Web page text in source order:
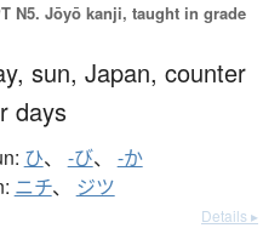
N5. Jōyō kanji, taught in grade
sun, Japan, counter
days
ひ、 -び、 -か
ニチ、 ジツ
Details ▸